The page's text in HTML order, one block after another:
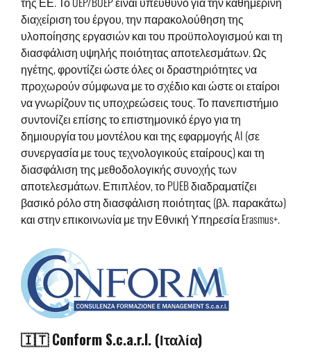
διαχείριση του έργου, την παρακολούθηση της
υλοποίησης εργασιών και του προϋπολογισμού και τη
διασφάλιση υψηλής ποιότητας αποτελεσμάτων. Ως
ηγέτης, φροντίζει ώστε όλες οι δραστηριότητες να
προχωρούν σύμφωνα με το σχέδιο και ώστε οι εταίροι
να γνωρίζουν τις υποχρεώσεις τους. Το πανεπιστήμιο
συντονίζει επίσης το επιστημονικό έργο για τη
δημιουργία του μοντέλου και της εφαρμογής AI (σε
συνεργασία με τους τεχνολογικούς εταίρους) και τη
διασφάλιση της μεθοδολογικής συνοχής των
αποτελεσμάτων. Επιπλέον, το PUEB διαδραματίζει
βασικό ρόλο στη διασφάλιση ποιότητας (βλ. παρακάτω)
και στην επικοινωνία με την Εθνική Υπηρεσία Erasmus+.
🇮🇹 Conform S.c.a.r.l. (Ιταλία)